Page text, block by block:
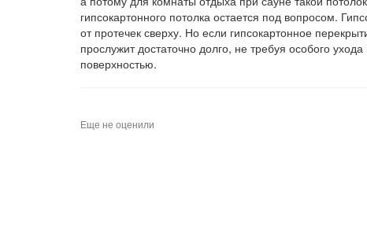
гипсокартонного потолка остается под вопросом.
от протечек сверху. Но если гипсокартонное
прослужит достаточно долго, не требуя особого
поверхностью.
Еще не оценили